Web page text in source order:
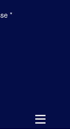
*Obligatoire